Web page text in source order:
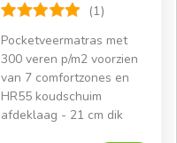
(1)
Pocketveermatras met
300 veren p/m2 voorzien
van 7 comfortzones en
HR55 koudschuim
afdeklaag - 21 cm dik